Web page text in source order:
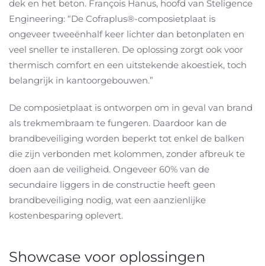
dek en het beton. François Hanus, hoofd van Steligence
Engineering: “De Cofraplus®-composietplaat is
ongeveer tweeënhalf keer lichter dan betonplaten en
veel sneller te installeren. De oplossing zorgt ook voor
thermisch comfort en een uitstekende akoestiek, toch
belangrijk in kantoorgebouwen.”
De composietplaat is ontworpen om in geval van brand
als trekmembraam te fungeren. Daardoor kan de
brandbeveiliging worden beperkt tot enkel de balken
die zijn verbonden met kolommen, zonder afbreuk te
doen aan de veiligheid. Ongeveer 60% van de
secundaire liggers in de constructie heeft geen
brandbeveiliging nodig, wat een aanzienlijke
kostenbesparing oplevert.
Showcase voor oplossingen